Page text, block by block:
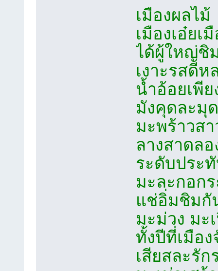
เมืองผลไม้
เมืองเ
ได้ผู้ใหญ่ชิ
เงาะรสดี
น้ำอ้อยเพี
มังคุดละ
มะพร้าวส
ลางสาดล
ระดับประ
มะละกอ
แช่อิ่มชิมกั
มะม่วง ม
ทั้งปีที่เมือ
เสียสละ